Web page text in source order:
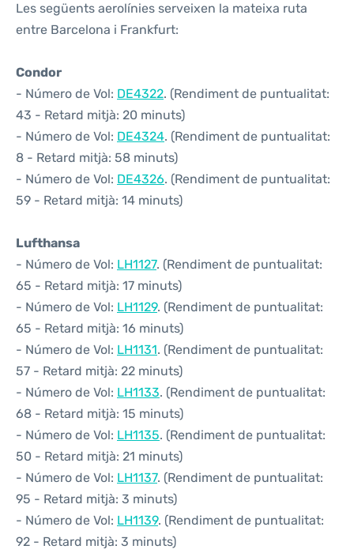
Les següents aerolínies serveixen la mateixa ruta
entre Barcelona i Frankfurt:
Condor
- Número de Vol: DE4322. (Rendiment de puntualitat:
43 - Retard mitjà: 20 minuts)
- Número de Vol: DE4324. (Rendiment de puntualitat:
8 - Retard mitjà: 58 minuts)
- Número de Vol: DE4326. (Rendiment de puntualitat:
59 - Retard mitjà: 14 minuts)
Lufthansa
- Número de Vol: LH1127. (Rendiment de puntualitat:
65 - Retard mitjà: 17 minuts)
- Número de Vol: LH1129. (Rendiment de puntualitat:
65 - Retard mitjà: 16 minuts)
- Número de Vol: LH1131. (Rendiment de puntualitat:
57 - Retard mitjà: 22 minuts)
- Número de Vol: LH1133. (Rendiment de puntualitat:
68 - Retard mitjà: 15 minuts)
- Número de Vol: LH1135. (Rendiment de puntualitat:
50 - Retard mitjà: 21 minuts)
- Número de Vol: LH1137. (Rendiment de puntualitat:
95 - Retard mitjà: 3 minuts)
- Número de Vol: LH1139. (Rendiment de puntualitat:
92 - Retard mitjà: 3 minuts)